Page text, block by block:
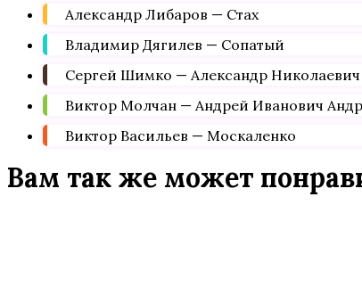
Александр Либаров — Стах
Владимир Дягилев — Сопатый
Сергей Шимко — Александр Николаевич
Виктор Молчан — Андрей Иванович
Виктор Васильев — Москаленко
Вам так же может